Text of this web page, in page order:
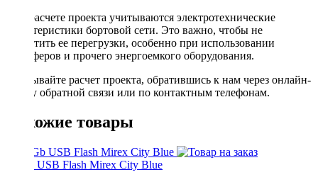
При расчете проекта учитываются электротехнические
характеристики бортовой сети. Это важно, чтобы не
допустить ее перегрузки, особенно при использовании
сабвуферов и прочего энергоемкого оборудования.
Заказывайте расчет проекта, обратившись к нам через онлайн-
форму обратной связи или по контактным телефонам.
Похожие товары
16 Gb USB Flash Mirex City Blue